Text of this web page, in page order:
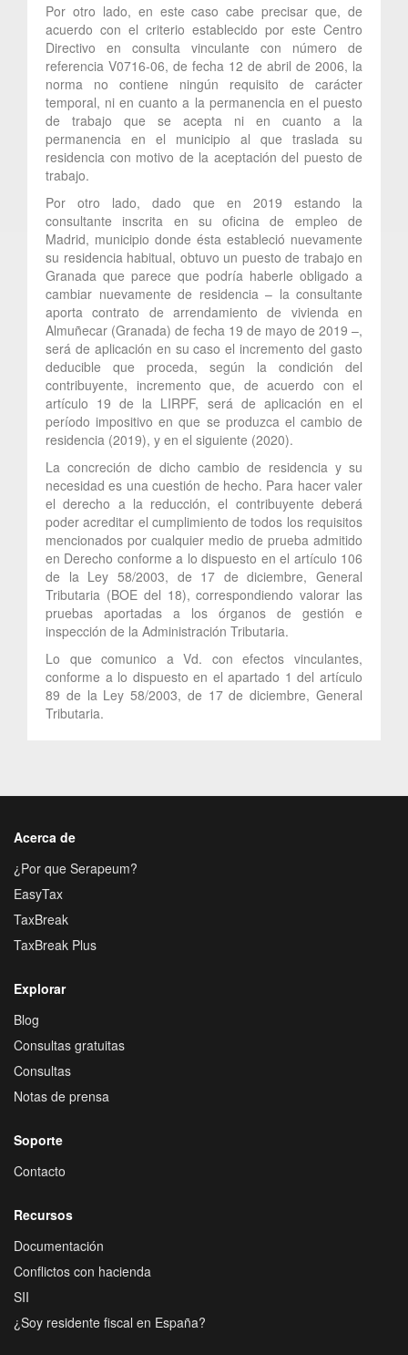
Por otro lado, en este caso cabe precisar que, de
acuerdo con el criterio establecido por este Centro
Directivo en consulta vinculante con número de
referencia V0716-06, de fecha 12 de abril de 2006, la
norma no contiene ningún requisito de carácter
temporal, ni en cuanto a la permanencia en el puesto
de trabajo que se acepta ni en cuanto a la
permanencia en el municipio al que traslada su
residencia con motivo de la aceptación del puesto de
trabajo.
Por otro lado, dado que en 2019 estando la
consultante inscrita en su oficina de empleo de
Madrid, municipio donde ésta estableció nuevamente
su residencia habitual, obtuvo un puesto de trabajo en
Granada que parece que podría haberle obligado a
cambiar nuevamente de residencia – la consultante
aporta contrato de arrendamiento de vivienda en
Almuñecar (Granada) de fecha 19 de mayo de 2019 –,
será de aplicación en su caso el incremento del gasto
deducible que proceda, según la condición del
contribuyente, incremento que, de acuerdo con el
artículo 19 de la LIRPF, será de aplicación en el
período impositivo en que se produzca el cambio de
residencia (2019), y en el siguiente (2020).
La concreción de dicho cambio de residencia y su
necesidad es una cuestión de hecho. Para hacer valer
el derecho a la reducción, el contribuyente deberá
poder acreditar el cumplimiento de todos los requisitos
mencionados por cualquier medio de prueba admitido
en Derecho conforme a lo dispuesto en el artículo 106
de la Ley 58/2003, de 17 de diciembre, General
Tributaria (BOE del 18), correspondiendo valorar las
pruebas aportadas a los órganos de gestión e
inspección de la Administración Tributaria.
Lo que comunico a Vd. con efectos vinculantes,
conforme a lo dispuesto en el apartado 1 del artículo
89 de la Ley 58/2003, de 17 de diciembre, General
Tributaria.
Acerca de
¿Por que Serapeum?
EasyTax
TaxBreak
TaxBreak Plus
Explorar
Blog
Consultas gratuitas
Consultas
Notas de prensa
Soporte
Contacto
Recursos
Documentación
Conflictos con hacienda
SII
¿Soy residente fiscal en España?